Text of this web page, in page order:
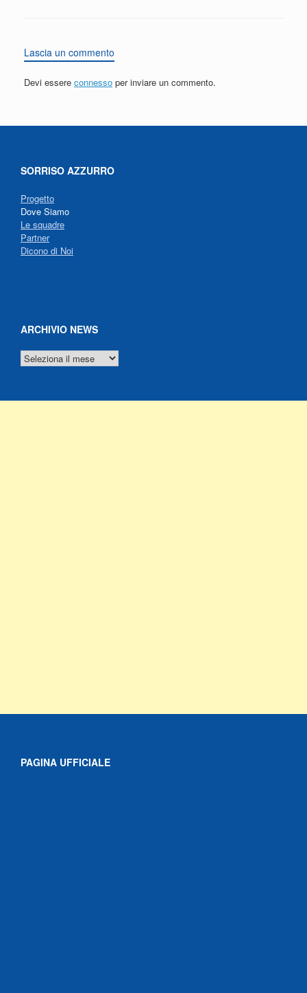
Lascia un commento
Devi essere connesso per inviare un commento.
SORRISO AZZURRO
Progetto
Dove Siamo
Le squadre
Partner
Dicono di Noi
ARCHIVIO NEWS
ARCHIVIO
NEWS
PAGINA UFFICIALE